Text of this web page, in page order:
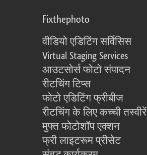
Fixthephoto
वीडियो एडिटिंग सर्विसिस
Virtual Staging Services
आउटसोर्स फोटो संपादन
रीटचिंग टिप्स
फोटो एडिटिंग फ्रीबीज
रीटचिंग के लिए कच्ची तस्वीरें
मुफ्त फोटोशॉप एक्शन
फ्री लाइटरूम प्रीसेट